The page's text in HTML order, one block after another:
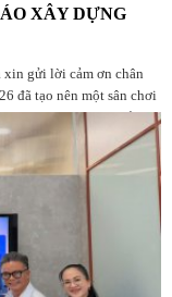
XÂY DỰNG
gửi lời cảm ơn chân
đã tạo nên một sân chơi
dành cho cộng đồng
ngành Xây dựng.